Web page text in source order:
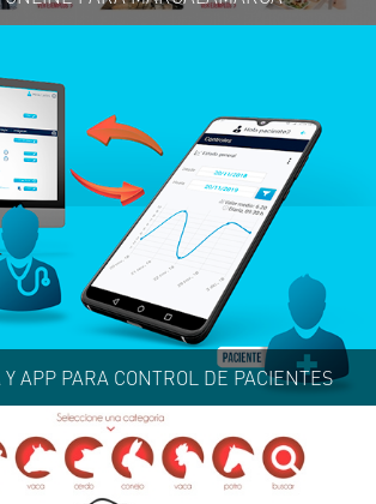
Y APP PARA CONTROL DE PACIENTES